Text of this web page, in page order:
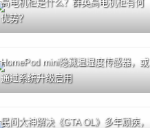
高电机柜是什么？群英高电机柜有何
优势？
HomePod mini隐藏温湿度传感器，或
通过系统升级启用
民间大神解决《GTA OL》多年顽疾，